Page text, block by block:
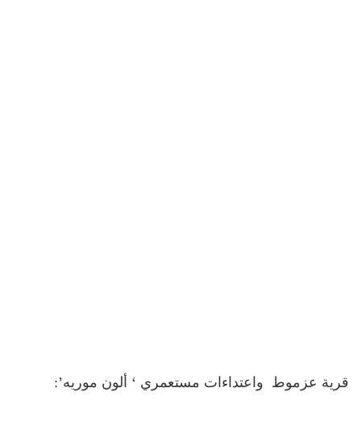
قرية عزموط واعتداءات مستعمري ‘ ألون موريه’: